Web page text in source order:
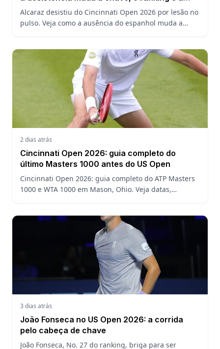
defesa do US Open
Alcaraz desistiu do Cincinnati Open 2026 por lesão no
pulso. Veja como a ausência do espanhol muda a
2 dias atrás
Cincinnati Open 2026: guia completo do
último Masters 1000 antes do US Open
Cincinnati Open 2026: guia completo do ATP Masters
1000 e WTA 1000 em Mason, Ohio. Veja datas,
3 dias atrás
João Fonseca no US Open 2026: a corrida
pelo cabeça de chave
João Fonseca, No. 27 do ranking, briga para ser